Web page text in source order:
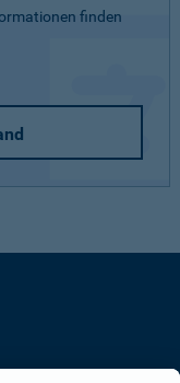
finden